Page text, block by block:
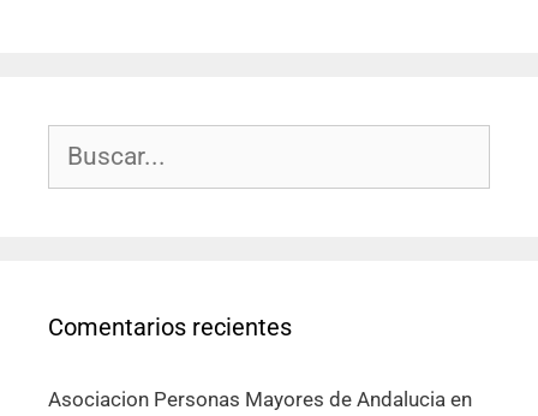
Comentarios recientes
Asociacion Personas Mayores de Andalucia en